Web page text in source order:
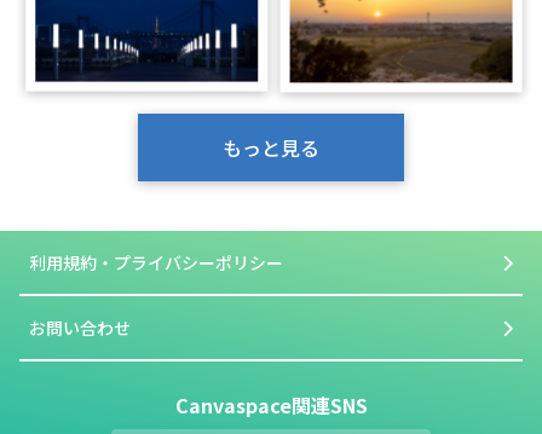
もっと見る
利用規約・プライバシーポリシー
お問い合わせ
Canvaspace関連SNS